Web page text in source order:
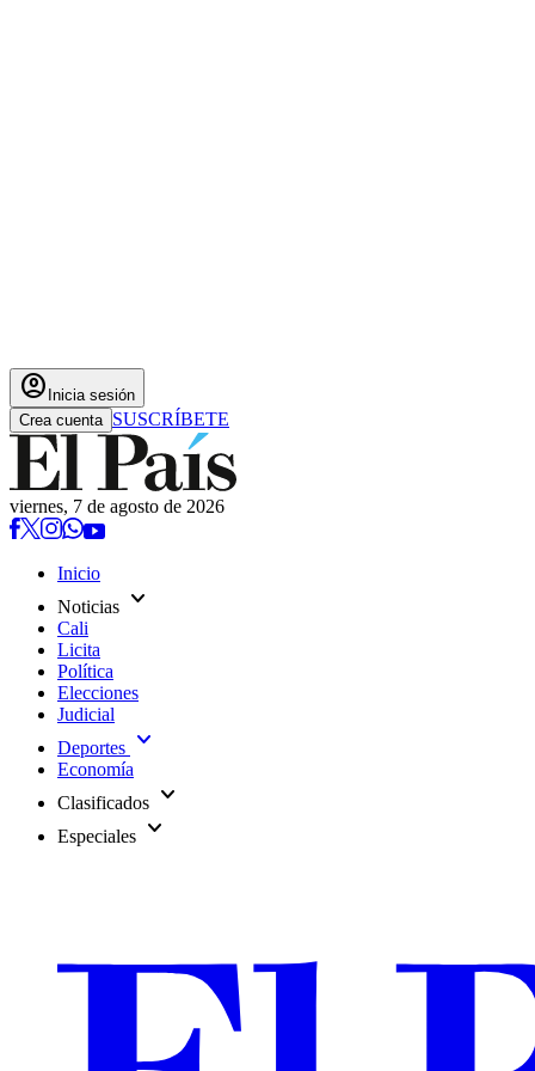
account_circle Inicia sesión
Crea cuenta SUSCRÍBETE
viernes, 7 de agosto de 2026
Inicio
Noticias expand_more
Cali
Licita
Política
Elecciones
Judicial
Deportes expand_more
Economía
Clasificados expand_more
Especiales expand_more